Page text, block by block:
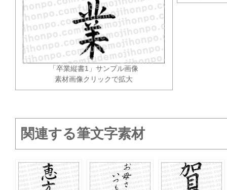
「卒業縦書1」サンプル画像
素材画像クリックで拡大
関連する筆文字素材